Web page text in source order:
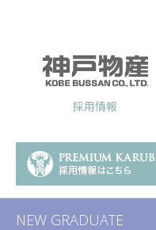
採用情報
NEW GRADUATE